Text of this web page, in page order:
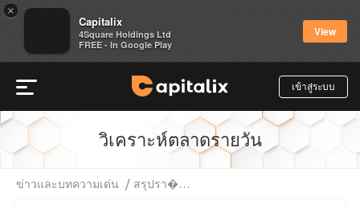
×
Capitalix
4Square Holdings Ltd
FREE - In Google Play
View
เข้าสู่ระบบ
วิเคราะห์ตลาดรายวัน
ข่าวและบทความเด่น สรุปรา�…